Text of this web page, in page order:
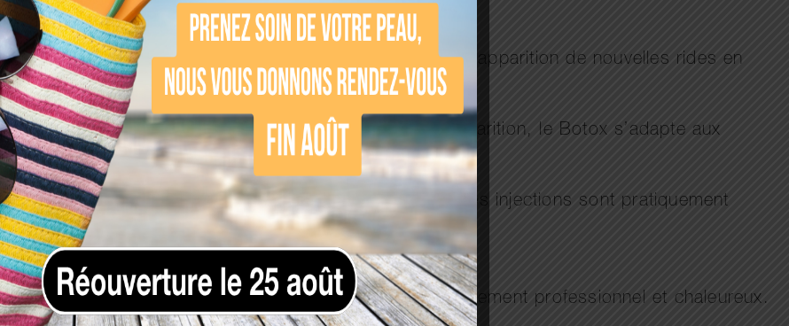
effet correctif, le Botox permet également de prévenir l’apparition de nouvelles rides en
traiter des rides déjà installées ou prévenir leur apparition, le Botox s’adapte aux
professionnels compétents dans un cadre sécurisé, les injections sont pratiquement
Cloud vous offre ces avantages dans un environnement professionnel et chaleureux.